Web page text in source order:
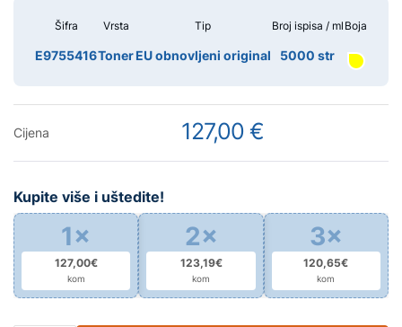
Šifra
E9755416
Vrsta
Toner
Tip
EU obnovljeni original
Broj ispisa / ml
5000 str
Boja
Cijena 127,00 €
Kupite više i uštedite!
3×
120,65€
kom
2×
123,19€
kom
1×
127,00€
kom